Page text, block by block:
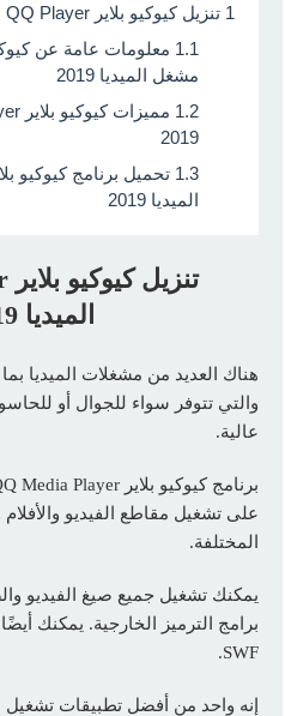
1 تنزيل كيوكيو بلاير QQ Player مشغل الميديا 2019
1.1
مشغل الميديا 2019
1.2
2019
1.3
الميديا 2019
الميديا 2019
هناك العديد من مشغلات الميديا
والتي تتوفر سواء للجوال أو
عالية.
على تشغيل مقاطع الفيديو
المختلفة.
يمكنك تشغيل جميع صيغ الفيديو
SWF.
إنه واحد من أفضل تطبيقات تشغيل